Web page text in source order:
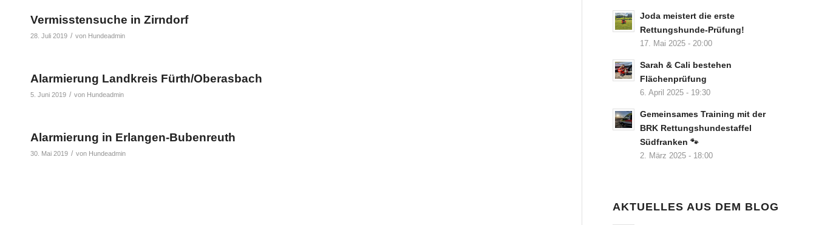
Vermisstensuche in Zirndorf
28. Juli 2019 / von Hundeadmin
Alarmierung Landkreis Fürth/Oberasbach
5. Juni 2019 / von Hundeadmin
Alarmierung in Erlangen-Bubenreuth
30. Mai 2019 / von Hundeadmin
Joda meistert die erste
Rettungshunde-Prüfung!
17. Mai 2025 - 20:00
Sarah & Cali bestehen
Flächenprüfung
6. April 2025 - 19:30
Gemeinsames Training mit der
BRK Rettungshundestaffel
Südfranken 🐾
2. März 2025 - 18:00
AKTUELLES AUS DEM BLOG